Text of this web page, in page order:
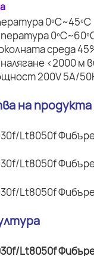
среда
<2000 м
200V 5A/
на продукта